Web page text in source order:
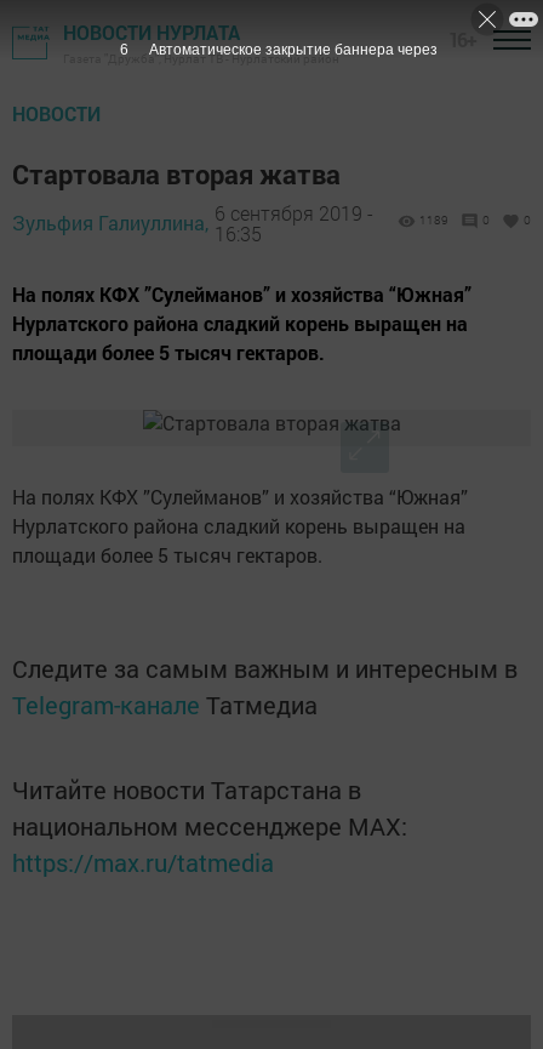
НОВОСТИ НУРЛАТА
Газета "Дружба", Нурлат ТВ - Нурлатский район
НОВОСТИ
Стартовала вторая жатва
Зульфия Галиуллина, 6 сентября 2019 -
16:35
1189 0 0
На полях КФХ ”Сулейманов” и хозяйства “Южная”
Нурлатского района сладкий корень выращен на
площади более 5 тысяч гектаров.
На полях КФХ ”Сулейманов” и хозяйства “Южная”
Нурлатского района сладкий корень выращен на
площади более 5 тысяч гектаров.
Следите за самым важным и интересным в
Telegram-канале Татмедиа
Читайте новости Татарстана в
национальном мессенджере MАХ:
https://max.ru/tatmedia
5 Автоматическое закрытие баннера через